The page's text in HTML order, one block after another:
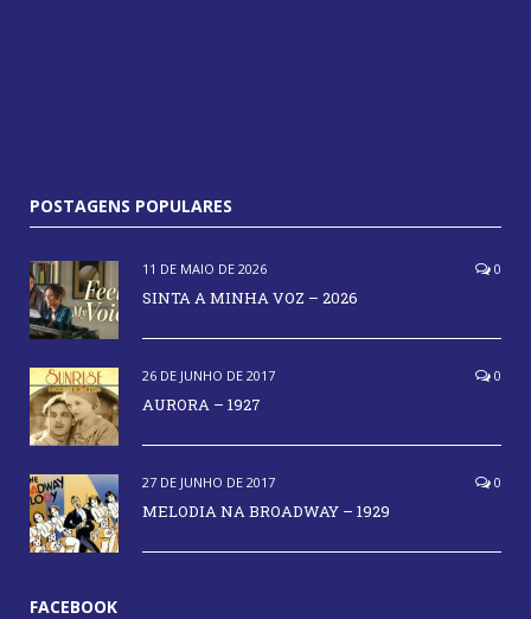
POSTAGENS POPULARES
11 DE MAIO DE 2026 0
SINTA A MINHA VOZ – 2026
26 DE JUNHO DE 2017 0
AURORA – 1927
27 DE JUNHO DE 2017 0
MELODIA NA BROADWAY – 1929
FACEBOOK